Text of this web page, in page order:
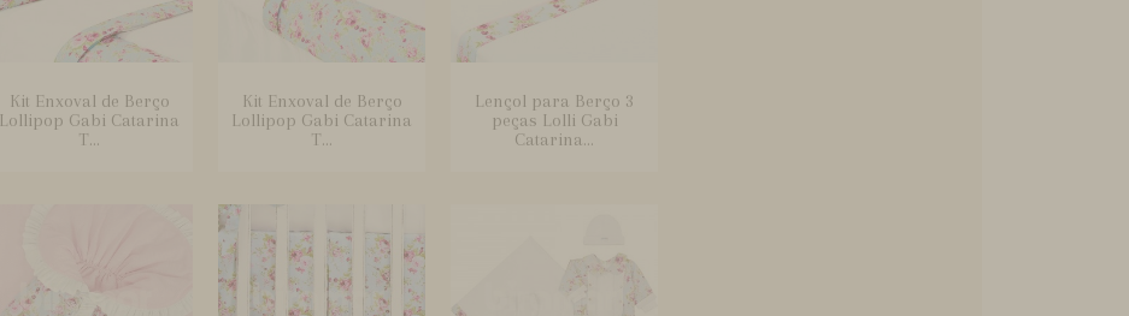
Kit Enxoval de Berço
Lollipop Gabi Catarina
T...
Kit Enxoval de Berço
Lollipop Gabi Catarina
T...
Lençol para Berço 3
peças Lolli Gabi
Catarina...